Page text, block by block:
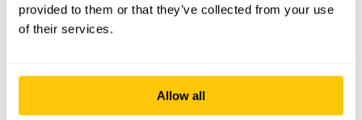
provided to them or that they’ve collected from your use
of their services.
Allow all